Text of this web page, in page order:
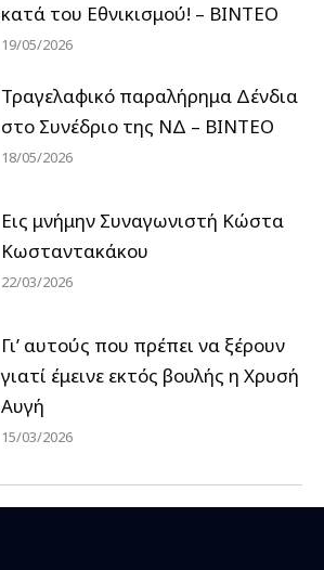
κατά του Εθνικισμού! – ΒΙΝΤΕΟ
19/05/2026
Τραγελαφικό παραλήρημα Δένδια
στο Συνέδριο της ΝΔ – ΒΙΝΤΕΟ
18/05/2026
Εις μνήμην Συναγωνιστή Κώστα
Κωσταντακάκου
22/03/2026
Γι’ αυτούς που πρέπει να ξέρουν
γιατί έμεινε εκτός βουλής η Χρυσή
Αυγή
15/03/2026